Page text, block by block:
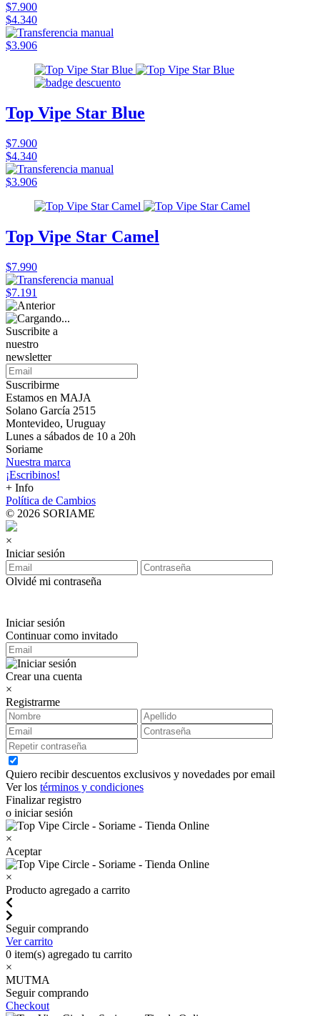
$7.900
$4.340
$3.906
Top Vipe Star Blue
$7.900
$4.340
$3.906
Top Vipe Star Camel
$7.990
$7.191
Suscribite a
nuestro
newsletter
Suscribirme
Estamos en MAJA
Solano García 2515
Montevideo, Uruguay
Lunes a sábados de 10 a 20h
Soriame
Nuestra marca
¡Escribinos!
+ Info
Política de Cambios
© 2026 SORIAME
×
Iniciar sesión
Olvidé mi contraseña
Iniciar sesión
Continuar como invitado
Crear una cuenta
×
Registrarme
Quiero recibir descuentos exclusivos y novedades por email
Ver los términos y condiciones
Finalizar registro
o iniciar sesión
×
Aceptar
×
Producto agregado a carrito
Seguir comprando
Ver carrito
0 item(s) agregado tu carrito
×
MUTMA
Seguir comprando
Checkout